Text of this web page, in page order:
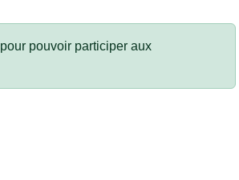
pour pouvoir participer aux